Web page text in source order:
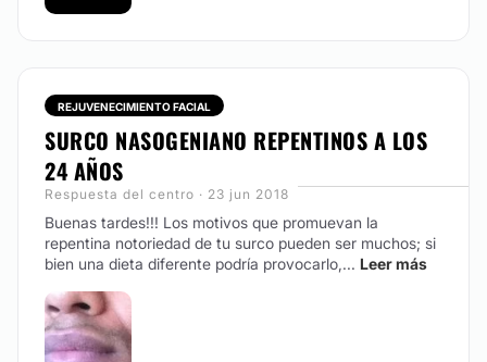
REJUVENECIMIENTO FACIAL
SURCO NASOGENIANO REPENTINOS A LOS
24 AÑOS
Respuesta del centro · 23 jun 2018
Buenas tardes!!! Los motivos que promuevan la
repentina notoriedad de tu surco pueden ser muchos; si
bien una dieta diferente podría provocarlo,... Leer más